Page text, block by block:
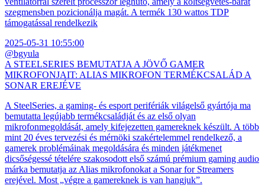
szegmensben pozicionálja magát. A termék 130 wattos TDP
támogatással rendelkezik
2025-05-31 10:55:00
@bgyula
A STEELSERIES BEMUTATJA A JÖVŐ GAMER
MIKROFONJAIT: ALIAS MIKROFON TERMÉKCSALÁD A
SONAR EREJÉVE
A SteelSeries, a gaming- és esport perifériák világelső gyártója ma
bemutatta legújabb termékcsaládját és az első olyan
mikrofonmegoldását, amely kifejezetten gamereknek készült. A több
mint 20 éves tervezési és mérnöki szakértelemmel rendelkező, a
gamerek problémáinak megoldására és minden játékmenet
dicsőségessé tételére szakosodott első számú prémium gaming audio
márka bemutatja az Alias mikrofonokat a Sonar for Streamers
erejével. Most „végre a gamereknek is van hangjuk”.